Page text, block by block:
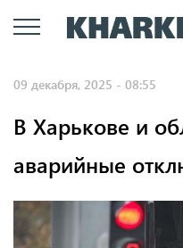
09 декабря, 2025 - 08:55
В Харькове и
аварийные